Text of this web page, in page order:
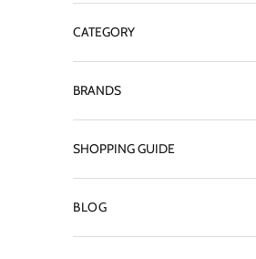
CATEGORY
BRANDS
SHOPPING GUIDE
BLOG